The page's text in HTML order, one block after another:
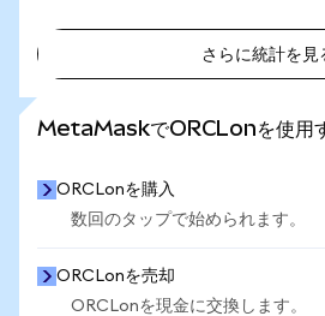
さらに統計を見
MetaMaskでORCLonを使用
ORCLonを購入
数回のタップで始められます。
ORCLonを売却
ORCLonを現金に交換します。